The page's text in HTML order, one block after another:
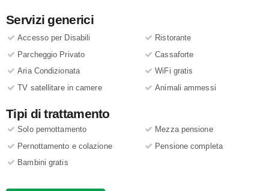
Servizi generici
Accesso per Disabili
Ristorante
Parcheggio Privato
Cassaforte
Aria Condizionata
WiFi gratis
TV satellitare in camere
Animali ammessi
Tipi di trattamento
Solo pernottamento
Mezza pensione
Pernottamento e colazione
Pensione completa
Bambini gratis